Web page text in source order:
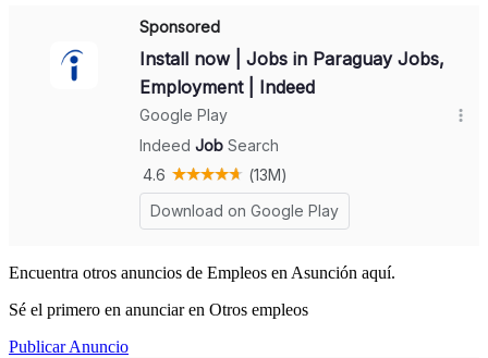
Encuentra otros anuncios de Empleos en Asunción aquí.
Sé el primero en anunciar en Otros empleos
Publicar Anuncio